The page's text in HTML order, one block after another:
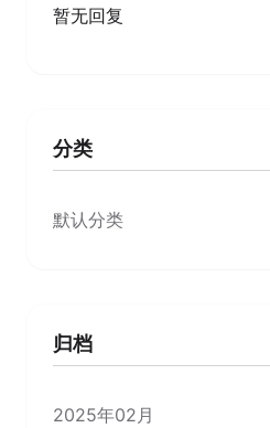
暂无回复
分类
默认分类
归档
2025年02月